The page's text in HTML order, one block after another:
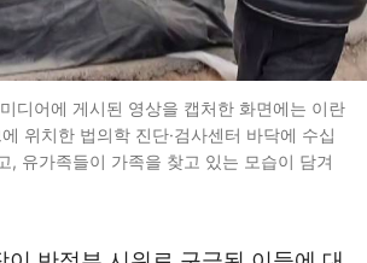
디어에 게시된 영상을 캡처한 화면에는 이란
위치한 법의학 진단·검사센터 바닥에 수십
, 유가족들이 가족을 찾고 있는 모습이 담겨